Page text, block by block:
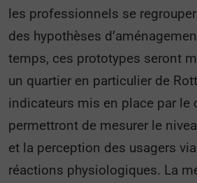
les professionnels se
des hypothèses
temps, ces prototypes seront
un quartier en particulier de
indicateurs mis en place par le
permettront de mesurer le
et la perception des usagers
réactions physiologiques. La